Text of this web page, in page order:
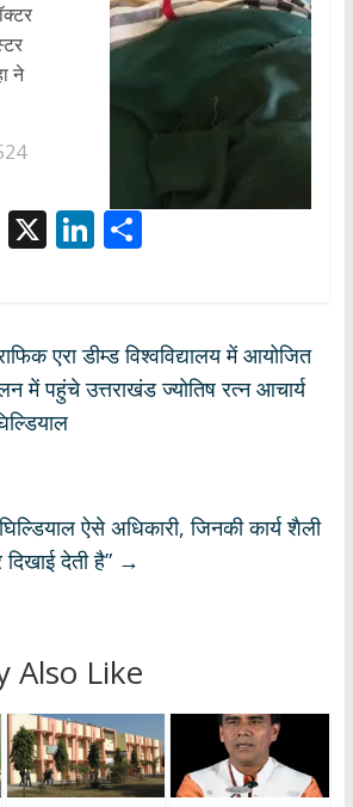
ने
X Li
e
dI
S
e
एरा डीम्ड विश्वविद्यालय में आयोजित
में पहुंचे उत्तराखंड ज्योतिष रत्न आचार्य
ऐसे अधिकारी, जिनकी कार्य शैली
देती है” →
Also Like